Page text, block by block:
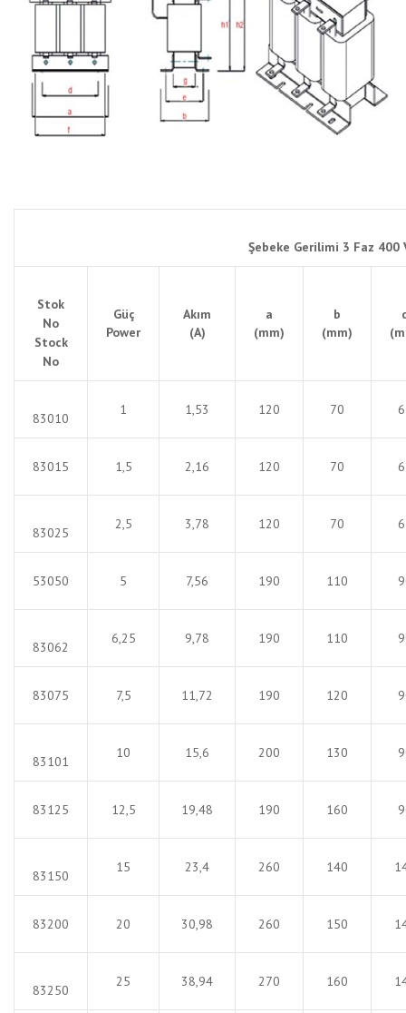
Şebeke Gerilimi 3 Faz 400
Stok
No
Stock
No
Güç
Power
Akım
(A)
a
(mm)
b
(mm)
83010
1 1,53 120 70
83015 1,5 2,16 120 70
83025
2,5 3,78 120 70
53050 5 7,56 190 110
83062
6,25 9,78 190 110
83075 7,5 11,72 190 120
83101
10 15,6 200 130
83125 12,5 19,48 190 160
83150
15 23,4 260 140
83200 20 30,98 260 150
83250
25 38,94 270 160